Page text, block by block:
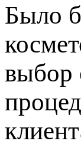
Было
выбор